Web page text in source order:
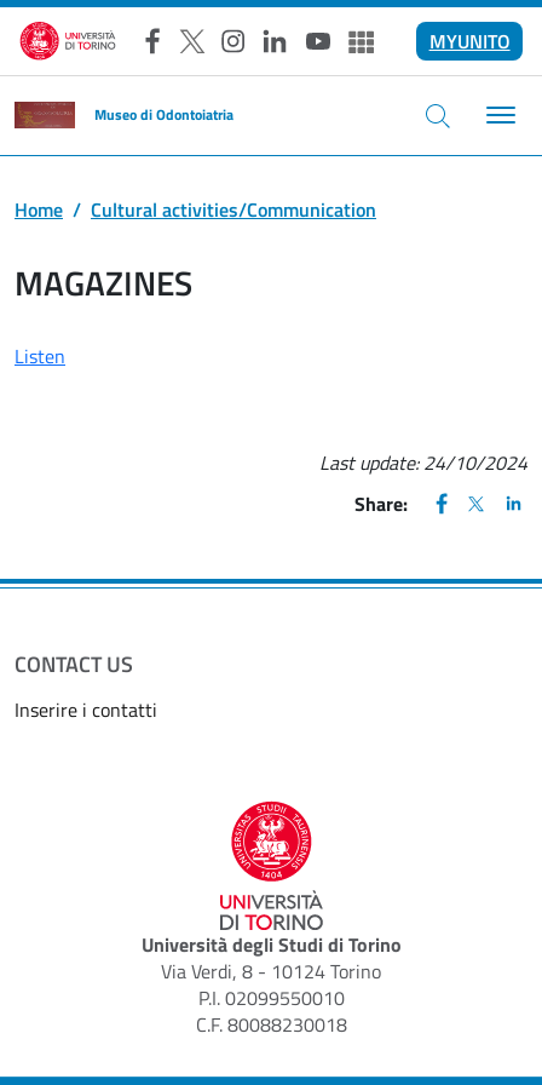
Skip to main content
Facebook
X Instagram
LinkedInYouTubeAltri social
MYUNITO
Museo di Odontoiatria
Home Cultural activities/Communication
MAGAZINES
Listen
Last update:24/10/2024
Share:
FACEBOOK
(apre una
X
(apre
CONTACT US
Inserire i contatti
Università degli Studi di Torino
Via Verdi, 8 - 10124 Torino
P.I. 02099550010
C.F. 80088230018